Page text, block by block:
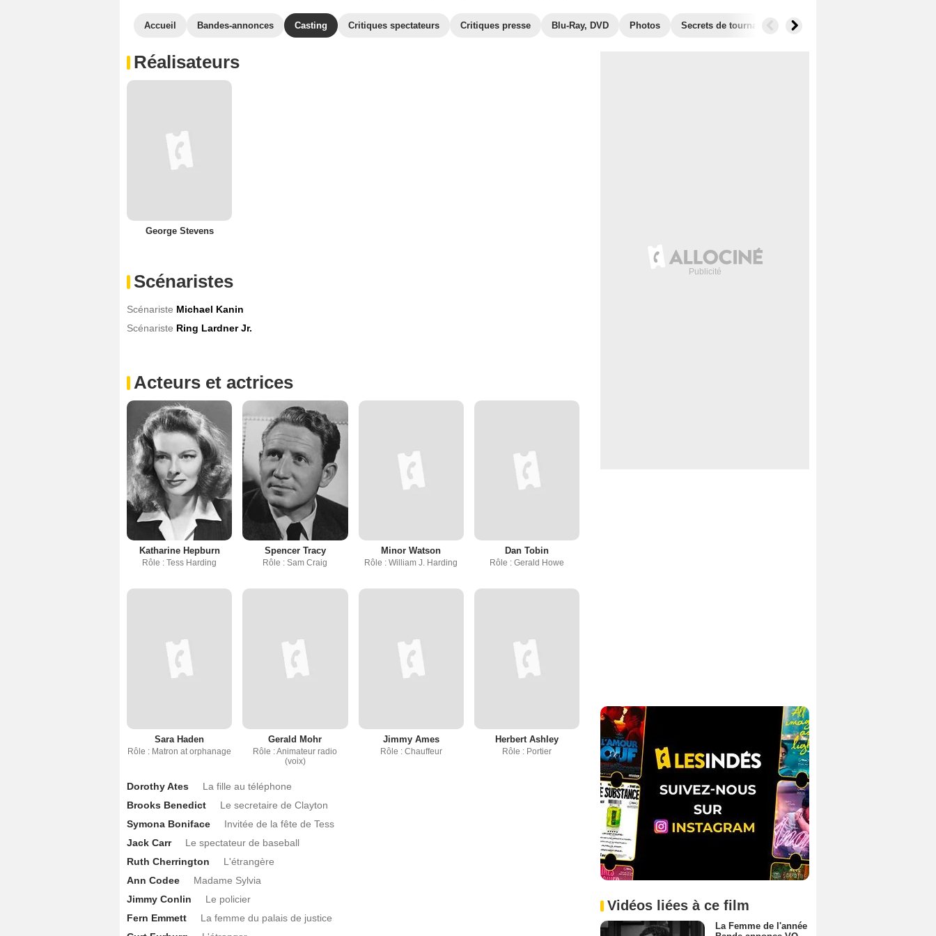
Accueil Bandes-annonces Casting Critiques spectateurs Critiques presse Blu-Ray, DVD Photos Secrets de tournage Récompenses
Réalisateurs
George Stevens
Scénaristes
Scénariste Michael Kanin
Scénariste Ring Lardner Jr.
Acteurs et actrices
Katharine Hepburn
Rôle : Tess Harding
Spencer Tracy
Rôle : Sam Craig
Minor Watson
Rôle : William J. Harding
Dan Tobin
Rôle : Gerald Howe
Sara Haden
Rôle : Matron at orphanage
Gerald Mohr
Rôle : Animateur radio
(voix)
Jimmy Ames
Rôle : Chauffeur
Herbert Ashley
Rôle : Portier
Dorothy Ates
La fille au téléphone
Brooks Benedict
Le secretaire de Clayton
Symona Boniface
Invitée de la fête de Tess
Jack Carr
Le spectateur de baseball
Ruth Cherrington
L'étrangère
Ann Codee
Madame Sylvia
Jimmy Conlin
Le policier
Fern Emmett
La femme du palais de justice
Vidéos liées à ce film
La Femme de l'année